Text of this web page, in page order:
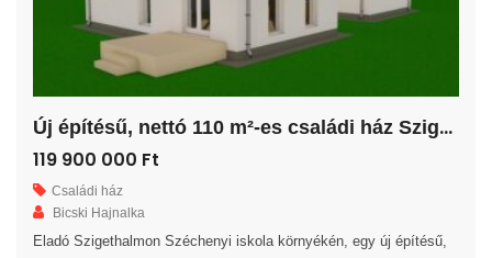
Ú
j építésű, nettó 110 m²-es családi ház Szigethalmon!
119 900 000 Ft
Családi ház
Bicski Hajnalka
Eladó Szigethalmon Széchenyi iskola környékén, egy új építésű,